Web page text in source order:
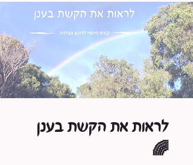
לראות את הקשת בענן
🌈